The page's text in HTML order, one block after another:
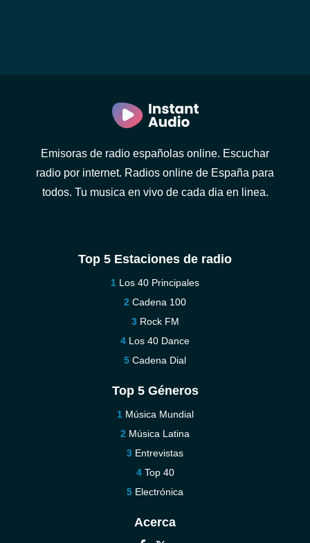
Emisoras de radio españolas online. Escuchar
radio por internet. Radios online de España para
todos. Tu musica en vivo de cada dia en linea.
Top 5 Estaciones de radio
Los 40 Principales
Cadena 100
Rock FM
Los 40 Dance
Cadena Dial
Top 5 Géneros
Música Mundial
Música Latina
Entrevistas
Top 40
Electrónica
Acerca